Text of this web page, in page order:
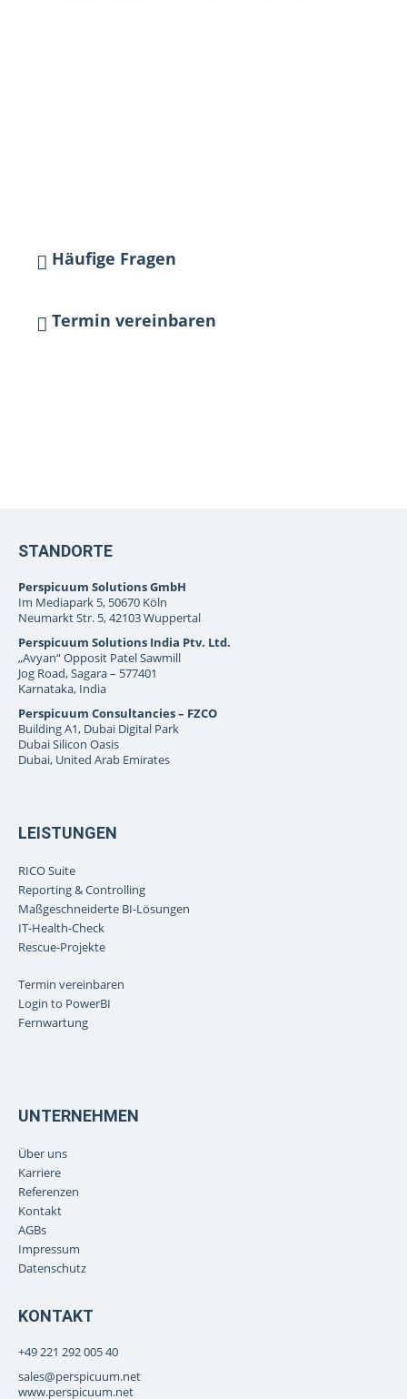
Häufige Fragen
Termin vereinbaren
STANDORTE
Perspicuum Solutions GmbH
Im Mediapark 5, 50670 Köln
Neumarkt Str. 5, 42103 Wuppertal
Perspicuum Solutions India Ptv. Ltd.
„Avyan“ Opposit Patel Sawmill
Jog Road, Sagara – 577401
Karnataka, India
Perspicuum Consultancies – FZCO
Building A1, Dubai Digital Park
Dubai Silicon Oasis
Dubai, United Arab Emirates
LEISTUNGEN
RICO Suite
Reporting & Controlling
Maßgeschneiderte BI-Lösungen
IT-Health-Check
Rescue-Projekte
Termin vereinbaren
Login to PowerBI
Fernwartung
UNTERNEHMEN
Über uns
Karriere
Referenzen
Kontakt
AGBs
Impressum
Datenschutz
KONTAKT
+49 221 292 005 40
sales@perspicuum.net
www.perspicuum.net